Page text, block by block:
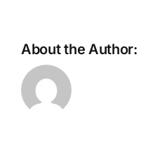
About the Author: